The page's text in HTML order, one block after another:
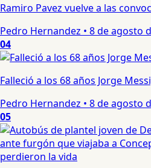
Ramiro Pavez vuelve a las
Pedro Hernandez • 8 de agosto
04
Falleció a los 68 años Jorge
Pedro Hernandez • 8 de agosto
05